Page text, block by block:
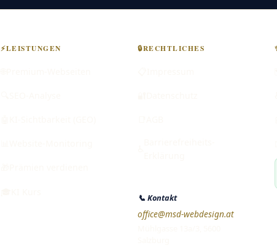
⚡LEISTUNGEN 🔒RECHTLICHES
📞 Kontakt
office@msd-webdesign.at